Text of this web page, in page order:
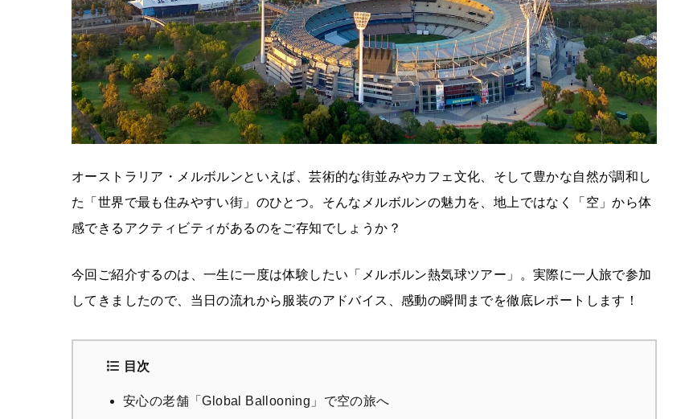
オーストラリア・メルボルンといえば、芸術的な街並みやカフェ文化、そして豊かな自然が調和し
た「世界で最も住みやすい街」のひとつ。そんなメルボルンの魅力を、地上ではなく「空」から体
感できるアクティビティがあるのをご存知でしょうか？
今回ご紹介するのは、一生に一度は体験したい「メルボルン熱気球ツアー」。実際に一人旅で参加
してきましたので、当日の流れから服装のアドバイス、感動の瞬間までを徹底レポートします！
目次
安心の老舗「Global Ballooning」で空の旅へ